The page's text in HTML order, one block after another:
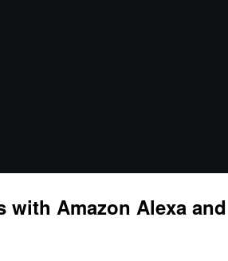
with Amazon Alexa